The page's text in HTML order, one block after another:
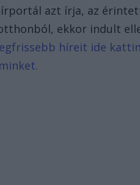
azt írja, az
ekkor indult
híreit ide